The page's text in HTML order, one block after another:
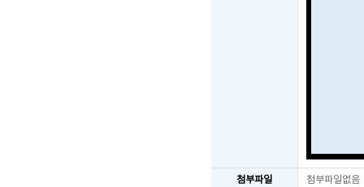
첨부파일 첨부파일없음